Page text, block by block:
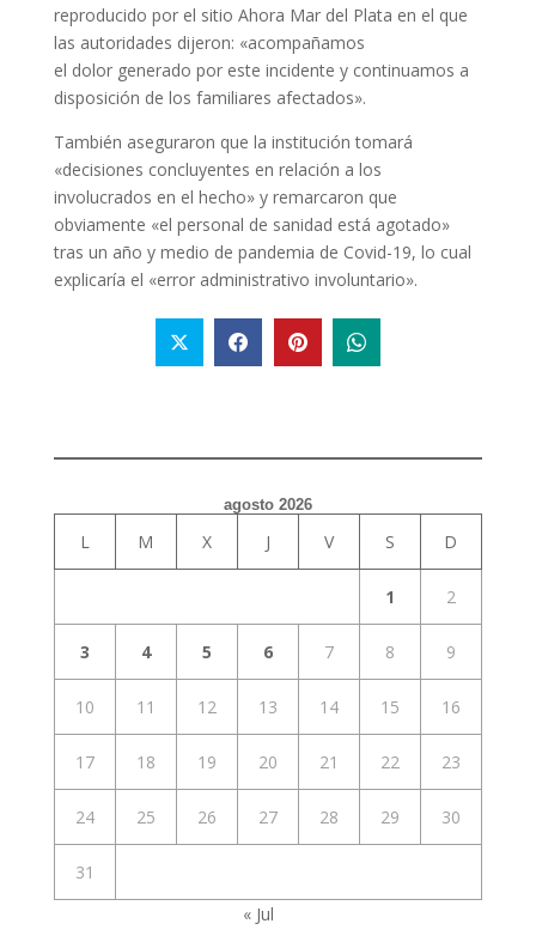
reproducido por el sitio Ahora Mar del Plata en el que
las autoridades dijeron: «acompañamos
el dolor generado por este incidente y continuamos a
disposición de los familiares afectados».
También aseguraron que la institución tomará
«decisiones concluyentes en relación a los
involucrados en el hecho» y remarcaron que
obviamente «el personal de sanidad está agotado»
tras un año y medio de pandemia de Covid-19, lo cual
explicaría el «error administrativo involuntario».
agosto 2026
L M X J V S D
1 2
3 4 5 6 7 8 9
10 11 12 13 14 15 16
17 18 19 20 21 22 23
24 25 26 27 28 29 30
31
« Jul